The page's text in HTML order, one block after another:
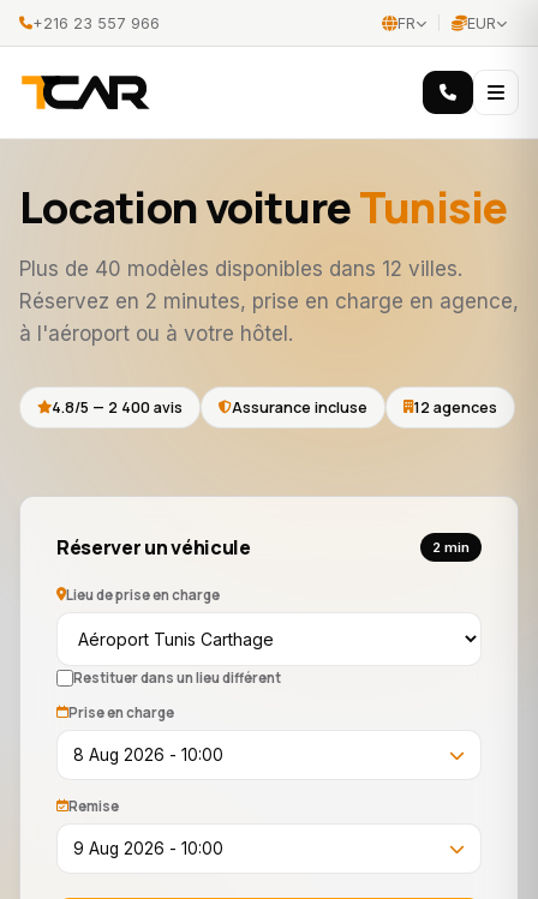
+216 23 557 966 FR EUR
Location voitureTunisie
Plus de 40 modèles disponibles dans 12 villes.
Réservez en 2 minutes, prise en charge en agence,
à l'aéroport ou à votre hôtel.
4.8/5 — 2 400 avis Assurance incluse 12 agences
Réserver un véhicule 2 min
Lieu de prise en charge
Restituer dans un lieu différent
Prise en charge
8 Aug 2026 - 10:00
Remise
9 Aug 2026 - 10:00